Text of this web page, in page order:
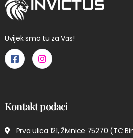
Uvijek smo tu za Vas!
Kontakt podaci
Prva ulica 121, Živinice 75270 (TC